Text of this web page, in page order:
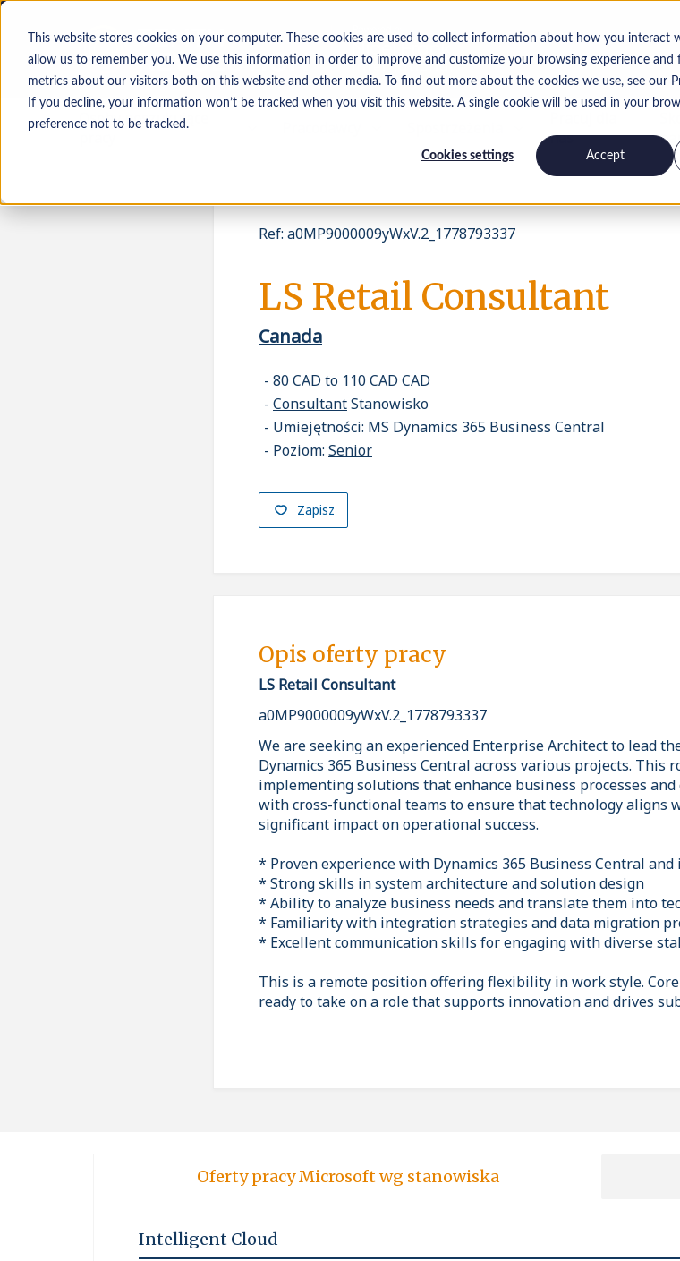
This website stores cookies on your computer. These cookies are used to collect information about how you interact
allow us to remember you. We use this information in order to improve and customize your browsing experience and
metrics about our visitors both on this website and other media. To find out more about the cookies we use, see our
If you decline, your information won’t be tracked when you visit this website. A single cookie will be used in your
preference not to be tracked.
Cookies settings Accept
Osoby poszukujące
nas
Ref: a0MP9000009yWxV.2_1778793337
LS Retail Consultant
Canada
80 CAD to 110 CAD CAD
ConsultantStanowisko
Umiejętności: MS Dynamics 365 Business Central
Poziom: Senior
Zapisz
Opis oferty pracy
LS Retail Consultant
a0MP9000009yWxV.2_1778793337
We are seeking an experienced Enterprise Architect to lead
Dynamics 365 Business Central across various projects. This
implementing solutions that enhance business processes
with cross-functional teams to ensure that technology aligns
significant impact on operational success.
* Proven experience with Dynamics 365 Business Central
* Strong skills in system architecture and solution design
* Ability to analyze business needs and translate them into
* Familiarity with integration strategies and data migration
* Excellent communication skills for engaging with diverse
This is a remote position offering flexibility in work style.
ready to take on a role that supports innovation and drives
Oferty pracy Microsoft wg stanowiska
Intelligent Cloud